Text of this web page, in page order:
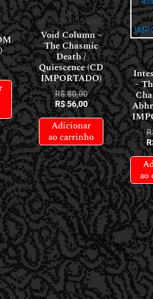
CDS
INTERNACIONAIS
Void Column –
The Chasmic
Death /
Quiescence (CD
IMPORTADO)
R$80,00
R$56,00
Adicionar
ao carrinho
–
ao